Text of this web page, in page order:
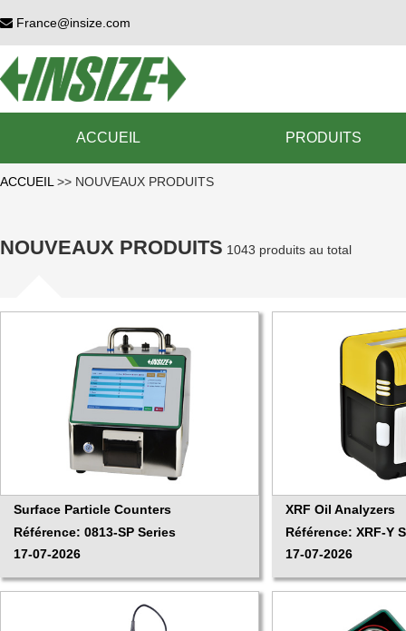
France@insize.com
ACCUEIL PRODUITS
ACCUEIL >> NOUVEAUX PRODUITS
NOUVEAUX PRODUITS 1043 produits au total
Surface Particle Counters
Référence: 0813-SP Series
17-07-2026
XRF Oil Analyzers
Référence: XRF-Y
17-07-2026